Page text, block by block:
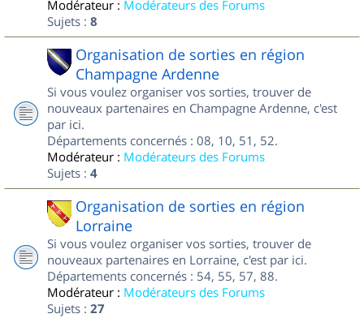
Modérateur : Modérateurs des Forums
Sujets : 8
Organisation de sorties en région
Champagne Ardenne
Si vous voulez organiser vos sorties, trouver de
nouveaux partenaires en Champagne Ardenne, c'est
par ici.
Départements concernés : 08, 10, 51, 52.
Modérateur : Modérateurs des Forums
Sujets : 4
Organisation de sorties en région
Lorraine
Si vous voulez organiser vos sorties, trouver de
nouveaux partenaires en Lorraine, c'est par ici.
Départements concernés : 54, 55, 57, 88.
Modérateur : Modérateurs des Forums
Sujets : 27